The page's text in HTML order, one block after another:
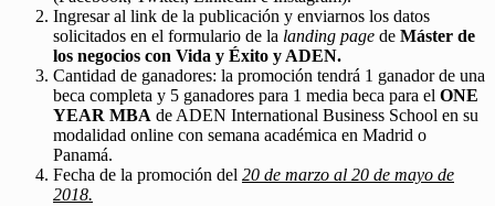
Ingresar al link de la publicación y enviarnos los datos
solicitados en el formulario de la landing page de Máster de
los negocios con Vida y Éxito y ADEN.
Cantidad de ganadores: la promoción tendrá 1 ganador de una
beca completa y 5 ganadores para 1 media beca para el ONE
YEAR MBA de ADEN International Business School en su
modalidad online con semana académica en Madrid o
Panamá.
Fecha de la promoción del 20 de marzo al 20 de mayo de
2018.